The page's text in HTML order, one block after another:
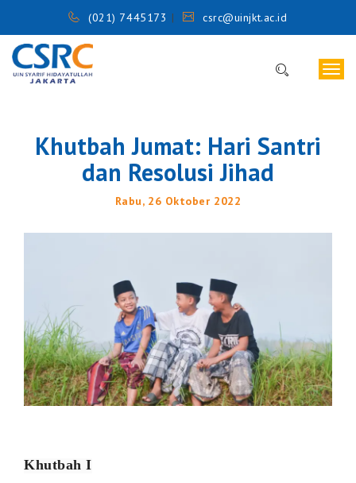
(021) 7445173 csrc@uinjkt.ac.id
Khutbah Jumat: Hari Santri
dan Resolusi Jihad
Rabu, 26 Oktober 2022
Khutbah I